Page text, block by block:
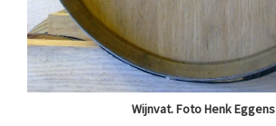
Wijnvat. Foto Henk Eggens